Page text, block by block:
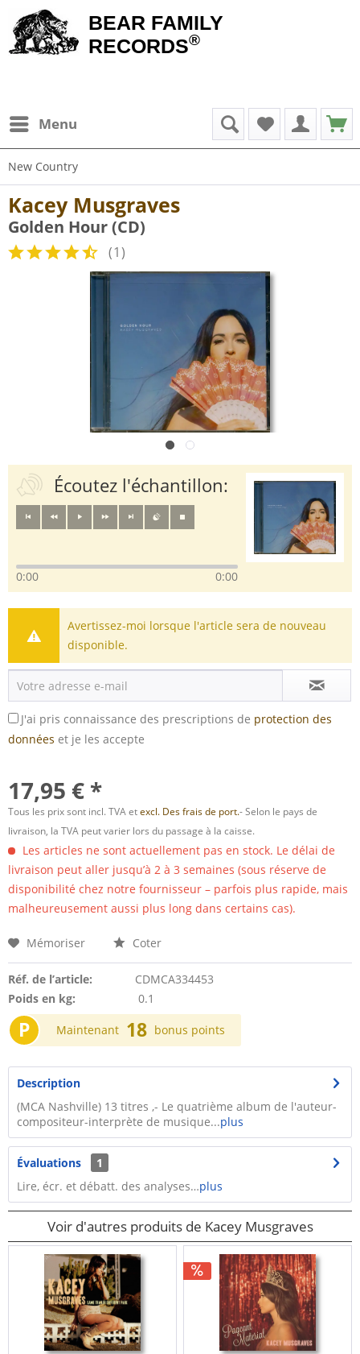
BEAR FAMILY
RECORDS®
Menu
New Country
Kacey Musgraves
Golden Hour (CD)
(1)
Écoutez l'échantillon:
0:00 0:00
Avertissez-moi lorsque l'article sera de nouveau
disponible.
J'ai pris connaissance des prescriptions de protection des
données et je les accepte
17,95 € *
Tous les prix sont incl. TVA etexcl. Des frais de port.- Selon le pays de
livraison, la TVA peut varier lors du passage à la caisse.
Les articles ne sont actuellement pas en stock. Le délai de
livraison peut aller jusqu’à 2 à 3 semaines (sous réserve de
disponibilité chez notre fournisseur – parfois plus rapide, mais
malheureusement aussi plus long dans certains cas).
Mémoriser Coter
Réf. de l’article:
CDMCA334453
Poids en kg:
0.1
P Maintenant 18 bonus points
Description
(MCA Nashville) 13 titres ,- Le quatrième album de l'auteur-
compositeur-interprète de musique...plus
Évaluations
1
Lire, écr. et débatt. des analyses…plus
Voir d'autres produits de Kacey Musgraves